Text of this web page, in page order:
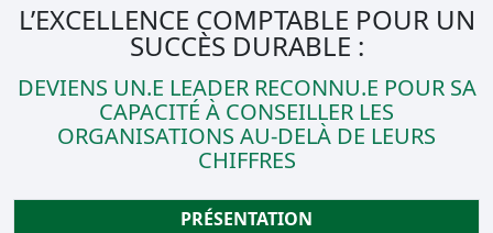
L’EXCELLENCE COMPTABLE POUR UN
SUCCÈS DURABLE :
DEVIENS UN.E LEADER RECONNU.E POUR SA
CAPACITÉ À CONSEILLER LES
ORGANISATIONS AU-DELÀ DE LEURS
CHIFFRES
PRÉSENTATION